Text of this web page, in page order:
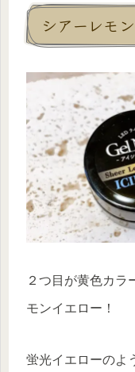
シアーレモ
２つ目が黄色カラ
モンイエロー！
蛍光イエローのよ